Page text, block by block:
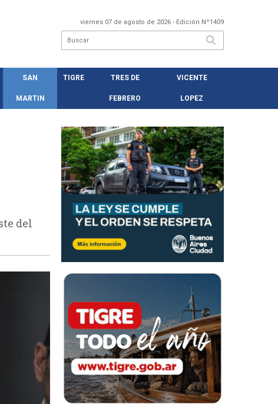
viernes 07 de agosto de 2026 - Edición Nº1409
SAN
MARTIN
TIGRE TRES DE
FEBRERO
VICENTE
LOPEZ
del